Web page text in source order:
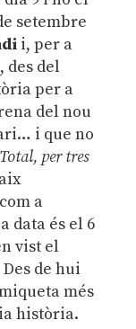
setembre
i, per a
des del
per a
del nou
i que no
per tres
a
data és el 6
vist el
de hui
més
història.